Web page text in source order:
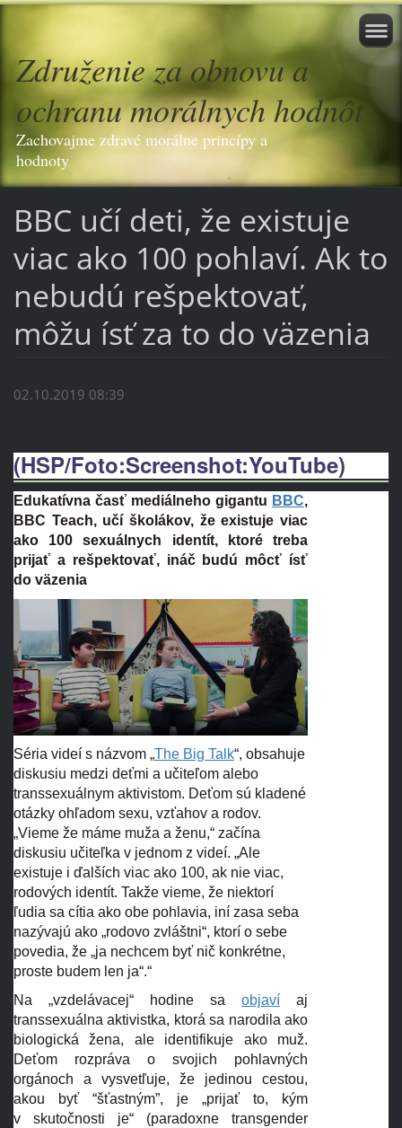
Združenie za obnovu a
ochranu morálnych hodnôt
Zachovajme zdravé morálne princípy a
hodnoty
BBC učí deti, že existuje
viac ako 100 pohlaví. Ak to
nebudú rešpektovať,
môžu ísť za to do väzenia
02.10.2019 08:39
(HSP/Foto:Screenshot:YouTube)
Edukatívna časť mediálneho gigantu BBC,
BBC Teach, učí školákov, že existuje viac
ako 100 sexuálnych identít, ktoré treba
prijať a rešpektovať, ináč budú môcť ísť
do väzenia
Séria videí s názvom „The Big Talk“, obsahuje
diskusiu medzi deťmi a učiteľom alebo
transsexuálnym aktivistom. Deťom sú kladené
otázky ohľadom sexu, vzťahov a rodov.
„Vieme že máme muža a ženu,“ začína
diskusiu učiteľka v jednom z videí. „Ale
existuje i ďalších viac ako 100, ak nie viac,
rodových identít. Takže vieme, že niektorí
ľudia sa cítia ako obe pohlavia, iní zasa seba
nazývajú ako „rodovo zvláštni“, ktorí o sebe
povedia, že „ja nechcem byť nič konkrétne,
proste budem len ja“.“
Na „vzdelávacej“ hodine saobjaví aj
transsexuálna aktivistka, ktorá sa narodila ako
biologická žena, ale identifikuje ako muž.
Deťom rozpráva o svojich pohlavných
orgánoch a vysvetľuje, že jedinou cestou,
akou byť “šťastným”, je „prijať to, kým
v skutočnosti je“ (paradoxne transgender